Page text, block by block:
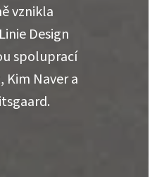
vznikla
Design
spoluprací
Kim Naver a